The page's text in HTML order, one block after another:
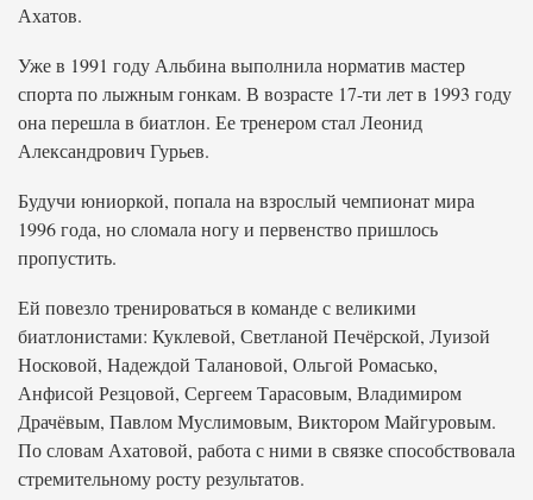
Ахатов.
Уже в 1991 году Альбина выполнила норматив мастер
спорта по лыжным гонкам. В возрасте 17-ти лет в 1993 году
она перешла в биатлон. Ее тренером стал Леонид
Александрович Гурьев.
Будучи юниоркой, попала на взрослый чемпионат мира
1996 года, но сломала ногу и первенство пришлось
пропустить.
Ей повезло тренироваться в команде с великими
биатлонистами: Куклевой, Светланой Печёрской, Луизой
Носковой, Надеждой Талановой, Ольгой Ромасько,
Анфисой Резцовой, Сергеем Тарасовым, Владимиром
Драчёвым, Павлом Муслимовым, Виктором Майгуровым.
По словам Ахатовой, работа с ними в связке способствовала
стремительному росту результатов.